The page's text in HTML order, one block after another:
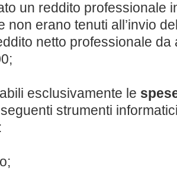
un reddito professionale
non erano tenuti all’invio
netto professionale
esclusivamente le
seguenti strumenti